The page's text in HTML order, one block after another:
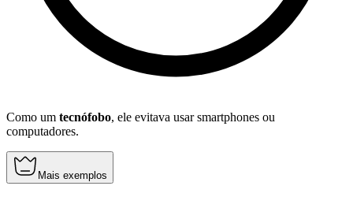
Como um tecnófobo, ele evitava usar smartphones ou
computadores.
Mais exemplos